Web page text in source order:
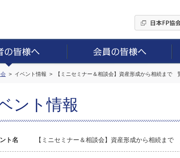
イベント情報 【ミニセミナー＆相談会】資産形成から相続まで
ント情報
ト名 【ミニセミナー＆相談会】資産形成から相続ま